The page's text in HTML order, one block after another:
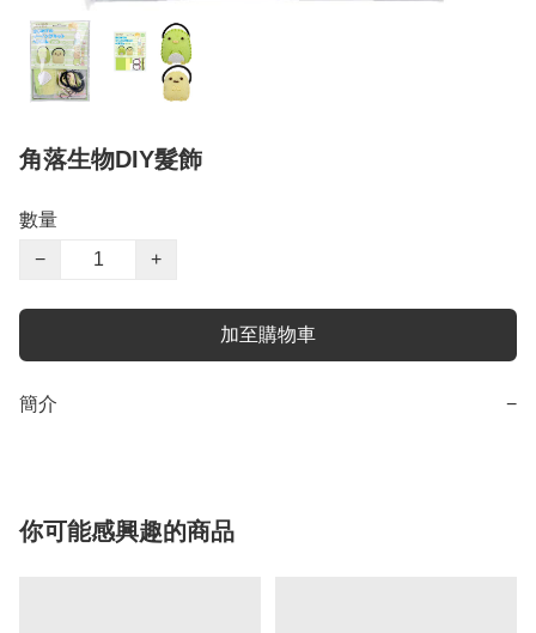
角落生物DIY髮飾
數量
−
+
加至購物車
簡介 −
你可能感興趣的商品